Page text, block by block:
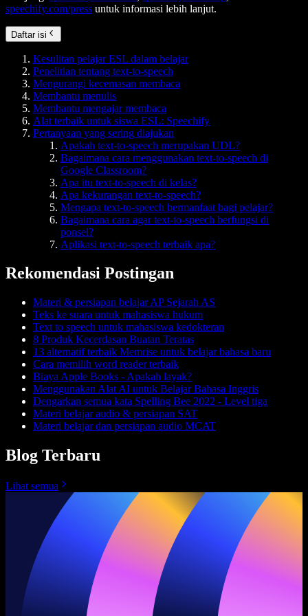
speechify.com/press untuk informasi lebih lanjut.
Daftar isi
Kesulitan pelajar ESL dalam belajar
Penelitian tentang text-to-speech
Mengurangi kecemasan membaca
Membantu menulis
Membantu mengajar membaca
Alat terbaik untuk siswa ESL: Speechify
Pertanyaan yang sering diajukan
Apakah text-to-speech merupakan UDL?
Bagaimana cara menggunakan text-to-speech di
Google Classroom?
Apa itu text-to-speech di kelas?
Apa kekurangan text-to-speech?
Mengapa text-to-speech bermanfaat bagi pelajar?
Bagaimana cara agar text-to-speech berfungsi di
ponsel?
Aplikasi text-to-speech terbaik apa?
Rekomendasi Postingan
Materi & persiapan belajar AP Sejarah AS
Teks ke suara untuk mahasiswa hukum
Text to speech untuk mahasiswa kedokteran
8 Produk Kecerdasan Buatan Teratas
13 alternatif terbaik Memrise untuk belajar bahasa baru
Cara memilih word reader terbaik
Biaya Apple Books - Apakah layak?
Menggunakan Alat AI untuk Belajar Bahasa Inggris
Dengarkan semua kata Spelling Bee 2022 - Level tiga
Materi belajar audio & persiapan SAT
Materi belajar dan persiapan audio MCAT
Blog Terbaru
Lihat semua